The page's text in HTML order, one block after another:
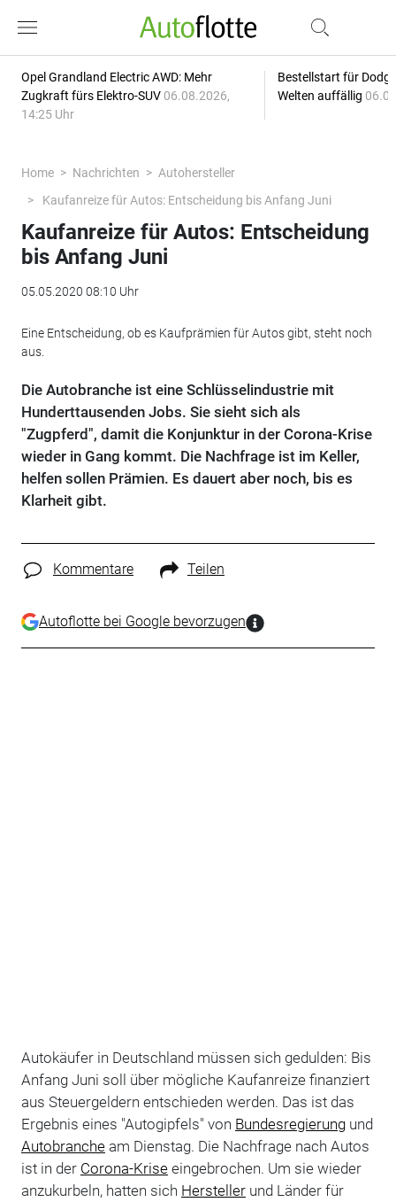
Opel Grandland Electric AWD: Mehr
Zugkraft fürs Elektro-SUV 06.08.2026,
14:25 Uhr
Bestellstart für
Welten auffällig
Home Nachrichten
Autohersteller
Kaufanreize für Autos: Entscheidung bis Anfang Juni
Kaufanreize für Autos: Entscheidung
bis Anfang Juni
05.05.2020 08:10 Uhr
Eine Entscheidung, ob es Kaufprämien für Autos gibt, steht noch
aus.
Die Autobranche ist eine Schlüsselindustrie mit
Hunderttausenden Jobs. Sie sieht sich als
"Zugpferd", damit die Konjunktur in der Corona-Krise
wieder in Gang kommt. Die Nachfrage ist im Keller,
helfen sollen Prämien. Es dauert aber noch, bis es
Klarheit gibt.
Kommentare Teilen
Autoflotte bei Google bevorzugen
Autokäufer in Deutschland müssen sich gedulden: Bis
Anfang Juni soll über mögliche Kaufanreize finanziert
aus Steuergeldern entschieden werden. Das ist das
Ergebnis eines "Autogipfels" von Bundesregierungund
Autobrancheam Dienstag. Die Nachfrage nach Autos
ist in der Corona-Kriseeingebrochen. Um sie wieder
anzukurbeln, hatten sich Herstellerund Länder für